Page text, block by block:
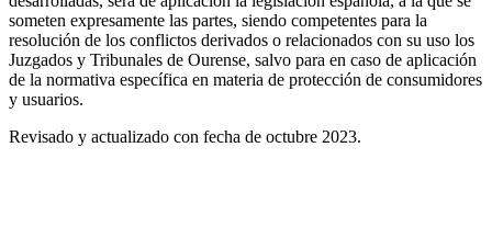
someten expresamente las partes, siendo competentes para la
resolución de los conflictos derivados o relacionados con su uso los
Juzgados y Tribunales de Ourense, salvo para en caso de aplicación
de la normativa específica en materia de protección de consumidores
y usuarios.
Revisado y actualizado con fecha de octubre 2023.